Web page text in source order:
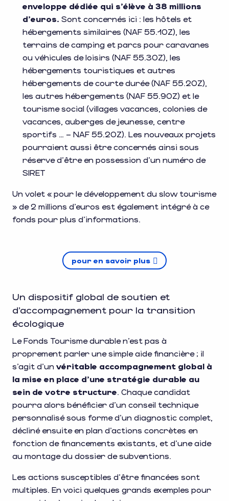
enveloppe dédiée qui s’élève à 38 millions
d’euros. Sont concernés ici : les hôtels et
hébergements similaires (NAF 55.10Z), les
terrains de camping et parcs pour caravanes
ou véhicules de loisirs (NAF 55.30Z), les
hébergements touristiques et autres
hébergements de courte durée (NAF 55.20Z),
les autres hébergements (NAF 55.90Z) et le
tourisme social (villages vacances, colonies de
vacances, auberges de jeunesse, centre
sportifs … – NAF 55.20Z). Les nouveaux projets
pourraient aussi être concernés ainsi sous
réserve d’être en possession d’un numéro de
SIRET
Un volet « pour le développement du slow tourisme
» de 2 millions d’euros est également intégré à ce
fonds pour plus d’informations.
pour en savoir plus
Un dispositif global de soutien et
d’accompagnement pour la transition
écologique
Le Fonds Tourisme durable n’est pas à
proprement parler une simple aide financière ; il
s’agit d’un véritable accompagnement global à
la mise en place d’une stratégie durable au
sein de votre structure. Chaque candidat
pourra alors bénéficier d’un conseil technique
personnalisé sous forme d’un diagnostic complet,
décliné ensuite en plan d’actions concrètes en
fonction de financements existants, et d’une aide
au montage du dossier de subventions.
Les actions susceptibles d’être financées sont
multiples. En voici quelques grands exemples pour